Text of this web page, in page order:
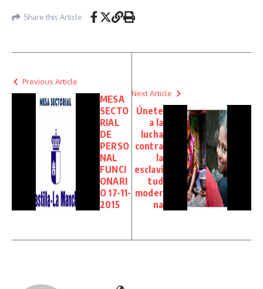
Share this Article
Previous Article
MESA
SECTO
RIAL
DE
PERSO
NAL
FUNCI
ONARI
O 17-11-
2015
Next Article
Únete
a la
lucha
contra
la
esclavi
tud
moder
na